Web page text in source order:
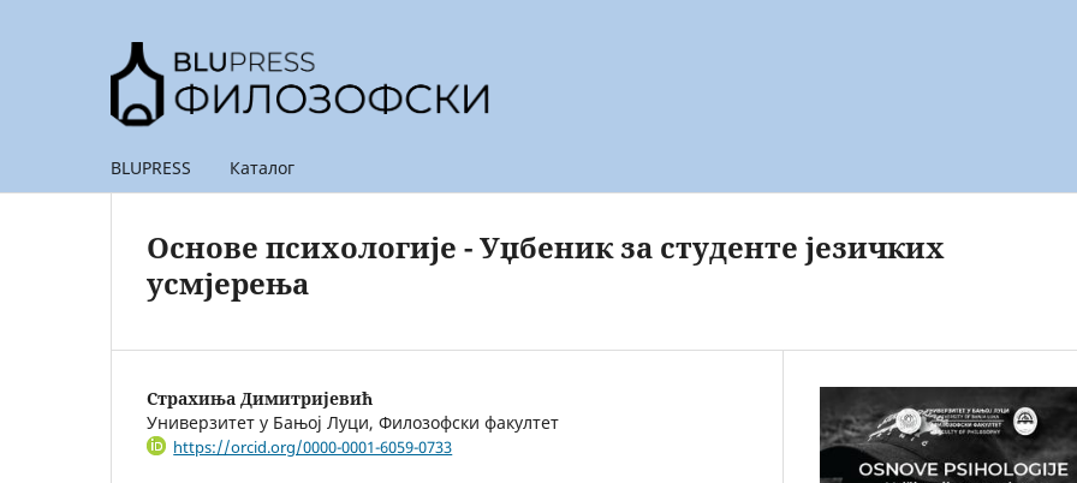
BLUPRESS Каталог
Основе психологије - Уџбеник за студенте језичких
усмјерења
Страхиња Димитријевић
Универзитет у Бањој Луци, Филозофски факултет
https://orcid.org/0000-0001-6059-0733